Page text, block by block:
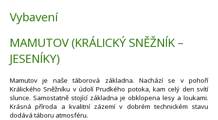
Vybavení
MAMUTOV (KRÁLICKÝ SNĚŽNÍK –
JESENÍKY)
Mamutov je naše táborová základna. Nachází se v pohoří
Králického Sněžníku v údolí Prudkého potoka, kam celý den svítí
slunce. Samostatně stojící základna je obklopena lesy a loukami.
Krásná příroda a kvalitní zázemí v dobrém technickém stavu
dodává táboru atmosféru.